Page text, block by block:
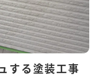
する塗装工事